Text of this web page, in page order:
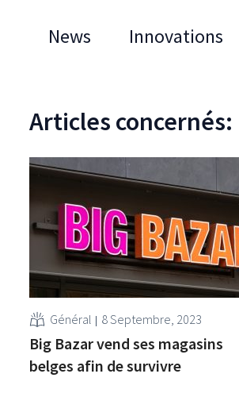
News Innovations
Articles concernés:
Général 8 Septembre, 2023
Big Bazar vend ses magasins
belges afin de survivre